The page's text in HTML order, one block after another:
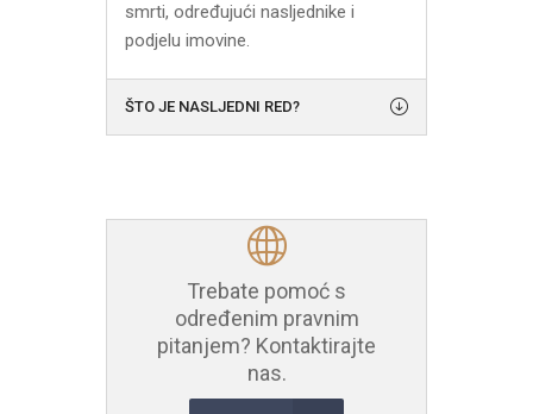
smrti, određujući nasljednike i
podjelu imovine.
ŠTO JE NASLJEDNI RED?
Trebate pomoć s
određenim pravnim
pitanjem? Kontaktirajte
nas.